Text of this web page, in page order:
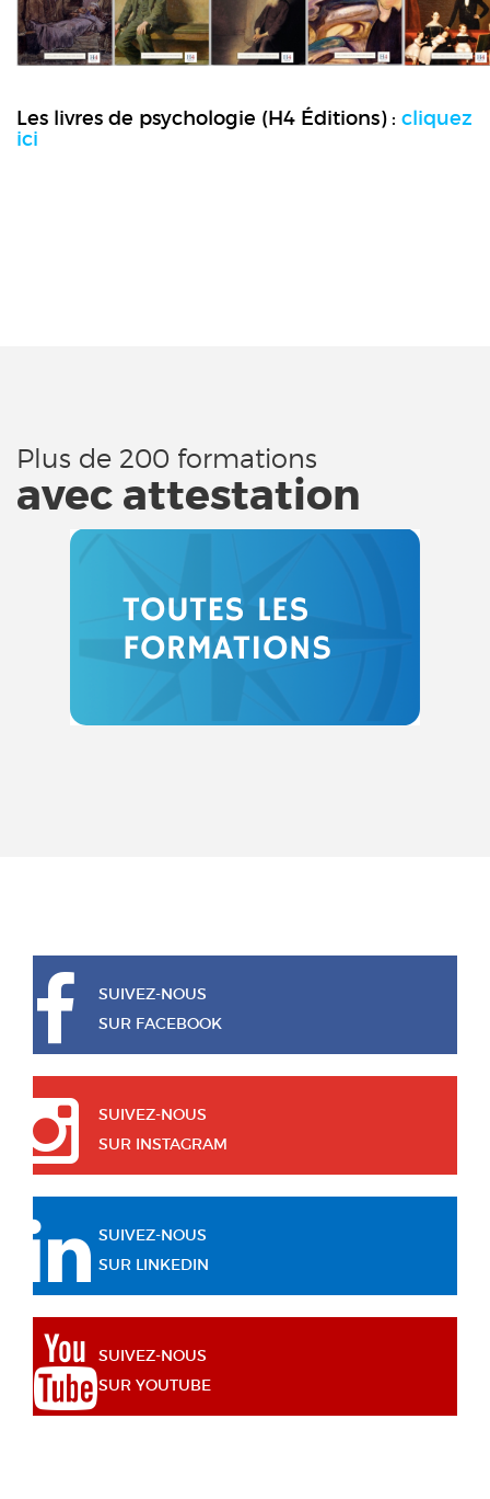
Les livres de psychologie (H4 Éditions) : cliquez
ici
Plus de 200 formations
avec attestation
SUIVEZ-NOUS
SUR FACEBOOK
SUIVEZ-NOUS
SUR INSTAGRAM
SUIVEZ-NOUS
SUR LINKEDIN
SUIVEZ-NOUS
SUR YOUTUBE